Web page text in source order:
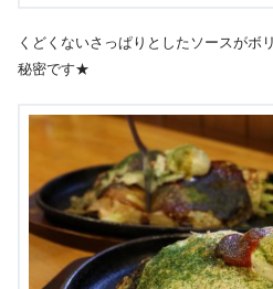
くどくないさっぱりとしたソースがボ
秘密です★